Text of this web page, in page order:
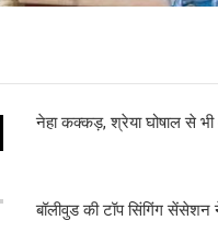
नेहा कक्कड़, श्रेया घोषाल से
बॉलीवुड की टॉप सिंगिंग